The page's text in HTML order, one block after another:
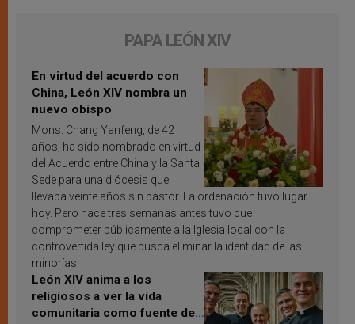
PAPA LEÓN XIV
En virtud del acuerdo con
China, León XIV nombra un
nuevo obispo
Mons. Chang Yanfeng, de 42
años, ha sido nombrado en virtud
del Acuerdo entre China y la Santa
Sede para una diócesis que
llevaba veinte años sin pastor. La ordenación tuvo lugar
hoy. Pero hace tres semanas antes tuvo que
comprometer públicamente a la Iglesia local con la
controvertida ley que busca eliminar la identidad de las
minorías.
León XIV anima a los
religiosos a ver la vida
comunitaria como fuente de